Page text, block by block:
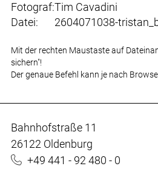
Fotograf:Tim Cavadini
Datei:
2604071038-
Mit der rechten Maustaste auf
sichern"!
Der genaue Befehl kann je nach
Bahnhofstraße 11
26122 Oldenburg
+49 441 - 92 480 - 0